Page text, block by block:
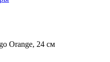
Orange, 24 см